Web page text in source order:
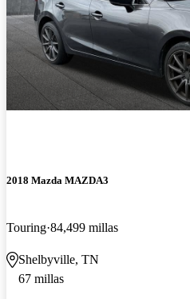
2018 Mazda MAZDA3
Touring 84,499 millas
Shelbyville, TN
67 millas